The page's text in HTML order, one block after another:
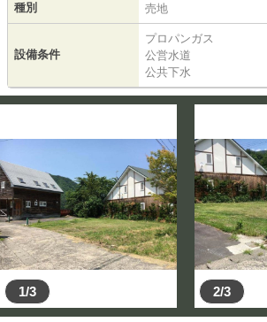
種別 売地
設備条件
プロパンガス
公営水道
公共下水
1/3 2/3